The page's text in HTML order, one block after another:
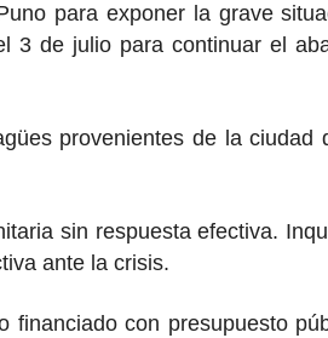
para exponer la grave
3 de julio para continuar el
provenientes de la ciudad
sin respuesta efectiva.
ante la crisis.
con presupuesto